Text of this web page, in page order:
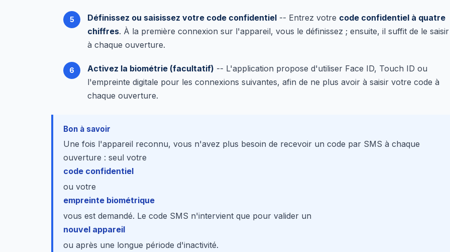
Définissez ou saisissez votre code confidentiel -- Entrez votre code confidentiel à quatre
chiffres. À la première connexion sur l'appareil, vous le définissez ; ensuite, il suffit de le saisir
à chaque ouverture.
Activez la biométrie (facultatif) -- L'application propose d'utiliser Face ID, Touch ID ou
l'empreinte digitale pour les connexions suivantes, afin de ne plus avoir à saisir votre code à
chaque ouverture.
Bon à savoir
Une fois l'appareil reconnu, vous n'avez plus besoin de recevoir un code par SMS à chaque
ouverture : seul votre
code confidentiel
ou votre
empreinte biométrique
vous est demandé. Le code SMS n'intervient que pour valider un
nouvel appareil
ou après une longue période d'inactivité.